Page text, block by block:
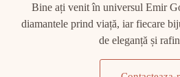
Bine ați venit în universul Emir
diamantele prind viață, iar fiecare
de eleganță și